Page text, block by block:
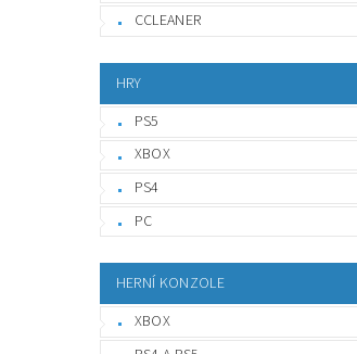
CCLEANER
HRY
PS5
XBOX
PS4
PC
HERNÍ KONZOLE
XBOX